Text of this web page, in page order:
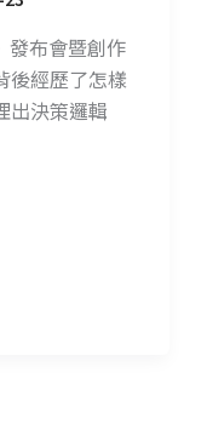
發布會暨創作
後經歷了怎樣
出決策邏輯